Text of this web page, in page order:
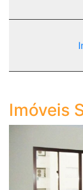
Imóveis